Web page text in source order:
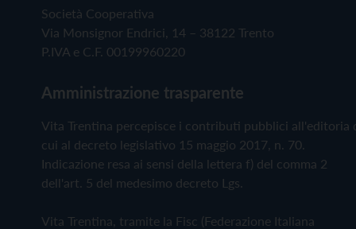
Società Cooperativa
Via Monsignor Endrici, 14 – 38122 Trento
P.IVA e C.F. 00199960220
Amministrazione trasparente
Vita Trentina percepisce i contributi pubblici all'editoria
cui al decreto legislativo 15 maggio 2017, n. 70.
Indicazione resa ai sensi della lettera f) del comma 2
dell'art. 5 del medesimo decreto Lgs.
Vita Trentina, tramite la Fisc (Federazione Italiana